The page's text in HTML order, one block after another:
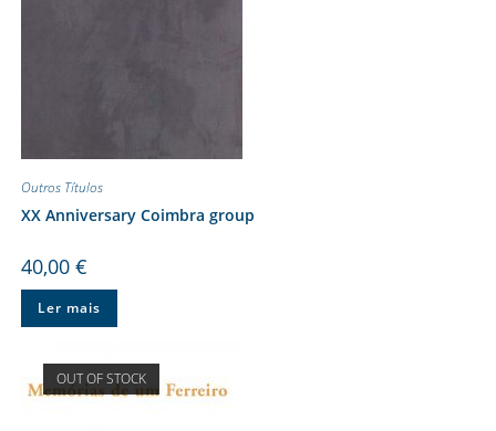
Outros Títulos
XX Anniversary Coimbra group
40,00 €
Ler mais
OUT OF STOCK